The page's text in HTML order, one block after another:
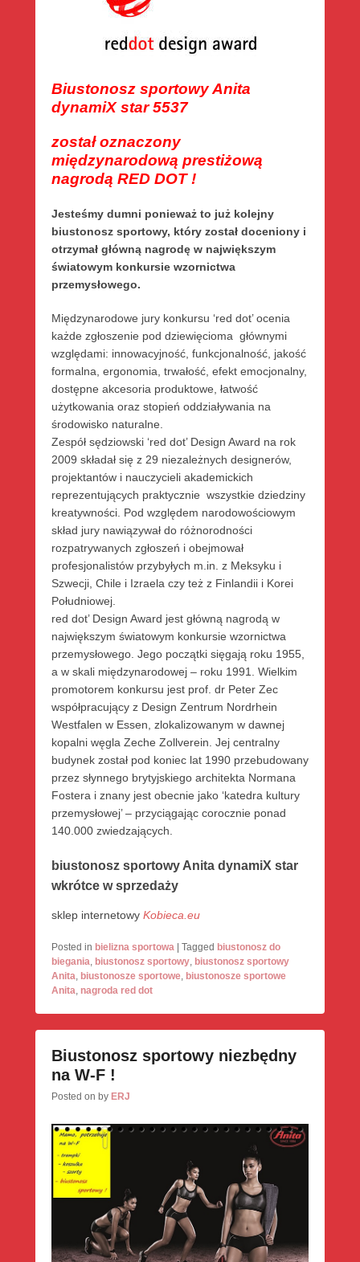
Biustonosz sportowy Anita
dynamiX star 5537
został oznaczony
międzynarodową prestiżową
nagrodą RED DOT !
Jesteśmy dumni ponieważ to już kolejny
biustonosz sportowy, który został doceniony i
otrzymał główną nagrodę w największym
światowym konkursie wzornictwa
przemysłowego.
Międzynarodowe jury konkursu ‘red dot’ ocenia
każde zgłoszenie pod dziewięcioma głównymi
względami: innowacyjność, funkcjonalność, jakość
formalna, ergonomia, trwałość, efekt emocjonalny,
dostępne akcesoria produktowe, łatwość
użytkowania oraz stopień oddziaływania na
środowisko naturalne.
Zespół sędziowski ‘red dot’ Design Award na rok
2009 składał się z 29 niezależnych designerów,
projektantów i nauczycieli akademickich
reprezentujących praktycznie wszystkie dziedziny
kreatywności. Pod względem narodowościowym
skład jury nawiązywał do różnorodności
rozpatrywanych zgłoszeń i obejmował
profesjonalistów przybyłych m.in. z Meksyku i
Szwecji, Chile i Izraela czy też z Finlandii i Korei
Południowej.
red dot’ Design Award jest główną nagrodą w
największym światowym konkursie wzornictwa
przemysłowego. Jego początki sięgają roku 1955,
a w skali międzynarodowej – roku 1991. Wielkim
promotorem konkursu jest prof. dr Peter Zec
współpracujący z Design Zentrum Nordrhein
Westfalen w Essen, zlokalizowanym w dawnej
kopalni węgla Zeche Zollverein. Jej centralny
budynek został pod koniec lat 1990 przebudowany
przez słynnego brytyjskiego architekta Normana
Fostera i znany jest obecnie jako ‘katedra kultury
przemysłowej’ – przyciągając corocznie ponad
140.000 zwiedzających.
biustonosz sportowy Anita dynamiX star
wkrótce w sprzedaży
sklep internetowy Kobieca.eu
Posted in bielizna sportowa | Tagged biustonosz do
biegania biustonosz sportowy biustonosz sportowy
Anita biustonosze sportowe biustonosze sportowe
Anita nagroda red dot
Biustonosz sportowy niezbędny
na W-F !
Posted on by ERJ